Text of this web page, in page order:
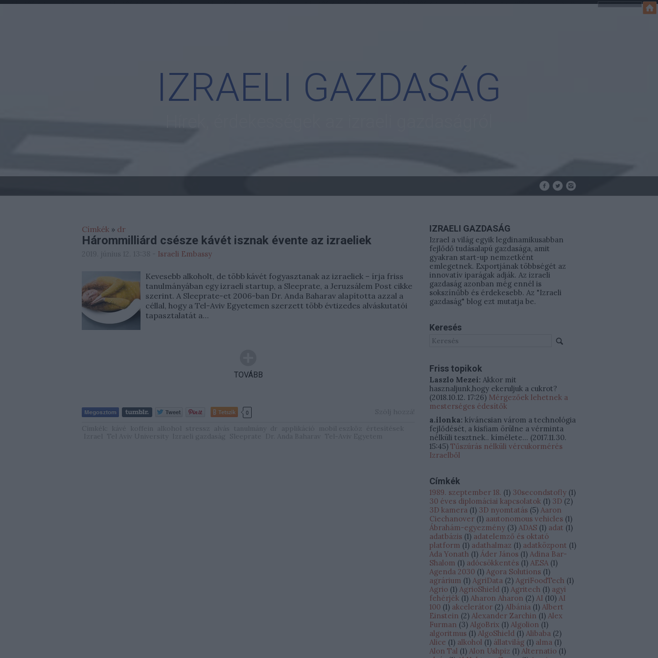
IZRAELI GAZDASÁG
Címkék » dr
Hárommilliárd csésze kávét isznak évente az izraeliek
Israeli Embassy
Kevesebb alkoholt, de több kávét fogyasztanak az izraeliek – írja friss
tanulmányában egy izraeli startup, a Sleeprate, a Jeruzsálem Post cikke
szerint. A Sleeprate-et 2006-ban Dr. Anda Baharav alapította azzal a
céllal, hogy a Tel-Aviv Egyetemen szerzett több évtizedes alváskutatói
tapasztalatát a…
TOVÁBB
Tetszik 0
IZRAELI GAZDASÁG
Izrael a világ egyik legdinamikusabban
fejlődő tudásalapú gazdasága, amit
gyakran start-up nemzetként
emlegetnek. Exportjának többségét az
innovatív iparágak adják. Az izraeli
gazdaság azonban még ennél is
sokszínűbb és érdekesebb. Az "Izraeli
gazdaság" blog ezt mutatja be.
Keresés
Friss topikok
Laszlo Mezei: Akkor mit
hasznaljunk,hogy ekeruljuk a cukrot?
(2018.10.12. 17:26) Mérgezőek lehetnek a
mesterséges édesítők
a.ilonka: kíváncsian várom a technológia
fejlődését, a kisfiam örülne a vérminta
nélküli tesztnek.. kímélete... (2017.11.30.
15:45) Tűszúrás nélküli vércukormérés
Izraelből
Címkék
1989. szeptember 18. (1) 30secondstofly (1)
30 éves diplomáciai kapcsolatok (1) 3D (2)
3D kamera (1) 3D nyomtatás (5) Aaron
Ciechanover (1) aautonomous vehicles (1)
Ábrahám-egyezmény (3) ADAS (1) adat (1)
adatbázis (1) adatelemző és oktató
platform (1) adathalmaz (1) adatközpont (1)
Ada Yonath (1) Áder János (1) Adina Bar-
Shalom (1) adócsökkentés (1) AESA (1)
Agenda 2030 (1) Agora Solutions (1)
agrárium (1) AgriData (2) AgriFoodTech (1)
Agrio (1) AgrioShield (1) Agritech (1) agyi
fehérjék (1) Aharon Aharon (2) AI (10) AI
100 (1) akcelerátor (2) Albánia (1) Albert
Einstein (2) Alexander Zarchin (1) Alex
Furman (3) AlgoBrix (1) Algolion (1)
algoritmus (1) AlgoShield (1) Alibaba (2)
Alice (1) alkohol (1) állatvilág (1) alma (1)
Alon Tal (1) Alon Ushpiz (1) Alternatio (1)